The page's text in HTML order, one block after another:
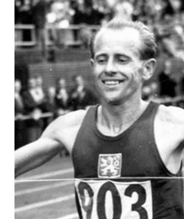
Masáže
Titulární partneři